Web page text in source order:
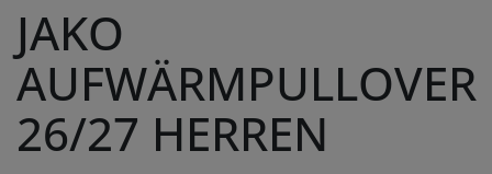
JAKO
AUFWÄRMPULLOVER
26/27 HERREN